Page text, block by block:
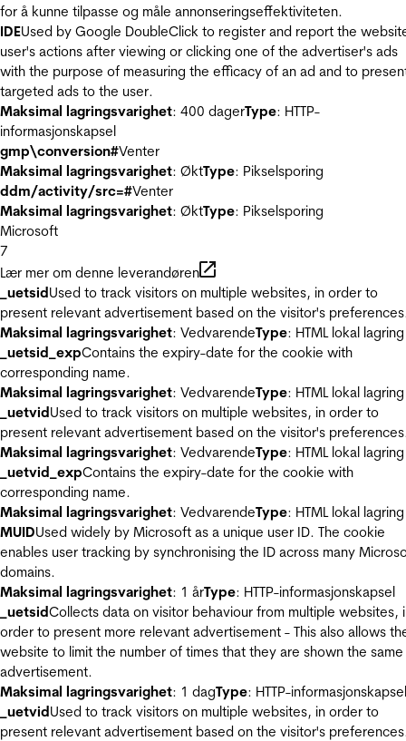
for å kunne tilpasse og måle annonseringseffektiviteten.
IDEUsed by Google DoubleClick to register and report the
user's actions after viewing or clicking one of the advertiser's ads
with the purpose of measuring the efficacy of an ad and to
targeted ads to the user.
Maksimal lagringsvarighet: 400 dagerType: HTTP-
informasjonskapsel
gmp\conversion#Venter
Maksimal lagringsvarighet: ØktType: Pikselsporing
ddm/activity/src=#Venter
Maksimal lagringsvarighet: ØktType: Pikselsporing
Microsoft
7
Lær mer om denne leverandøren
_uetsidUsed to track visitors on multiple websites, in order to
present relevant advertisement based on the visitor's
Maksimal lagringsvarighet: VedvarendeType: HTML lokal lagring
_uetsid_expContains the expiry-date for the cookie with
corresponding name.
Maksimal lagringsvarighet: VedvarendeType: HTML lokal lagring
_uetvidUsed to track visitors on multiple websites, in order to
present relevant advertisement based on the visitor's
Maksimal lagringsvarighet: VedvarendeType: HTML lokal lagring
_uetvid_expContains the expiry-date for the cookie with
corresponding name.
Maksimal lagringsvarighet: VedvarendeType: HTML lokal lagring
MUIDUsed widely by Microsoft as a unique user ID. The cookie
enables user tracking by synchronising the ID across many
domains.
Maksimal lagringsvarighet: 1 årType: HTTP-informasjonskapsel
_uetsidCollects data on visitor behaviour from multiple websites,
order to present more relevant advertisement - This also allows
website to limit the number of times that they are shown the same
advertisement.
Maksimal lagringsvarighet: 1 dagType: HTTP-informasjonskapsel
_uetvidUsed to track visitors on multiple websites, in order to
present relevant advertisement based on the visitor's